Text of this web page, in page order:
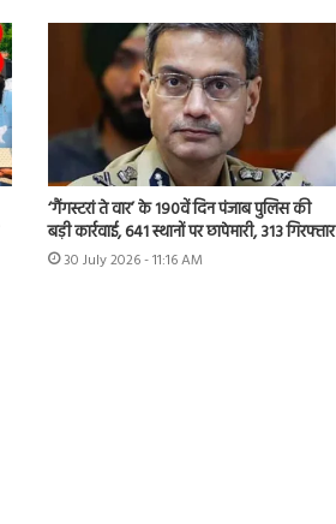
‘गैंगस्टरां ते वार’ के 190वें दिन पंजाब पुलिस की
बड़ी कार्रवाई, 641 स्थानों पर छापेमारी, 313 गिरफ्तार
30 July 2026 - 11:16 AM